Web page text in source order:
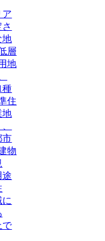
ア
地
層
地
種
住
地
市
物
途
で